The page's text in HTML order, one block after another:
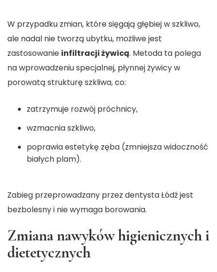
W przypadku zmian, które sięgają głębiej w szkliwo,
ale nadal nie tworzą ubytku, możliwe jest
zastosowanie infiltracji żywicą. Metoda ta polega
na wprowadzeniu specjalnej, płynnej żywicy w
porowatą strukturę szkliwa, co:
zatrzymuje rozwój próchnicy,
wzmacnia szkliwo,
poprawia estetykę zęba (zmniejsza widoczność
białych plam).
Zabieg przeprowadzany przez dentysta Łódźjest
bezbolesny i nie wymaga borowania.
Zmiana nawyków higienicznych i
dietetycznych